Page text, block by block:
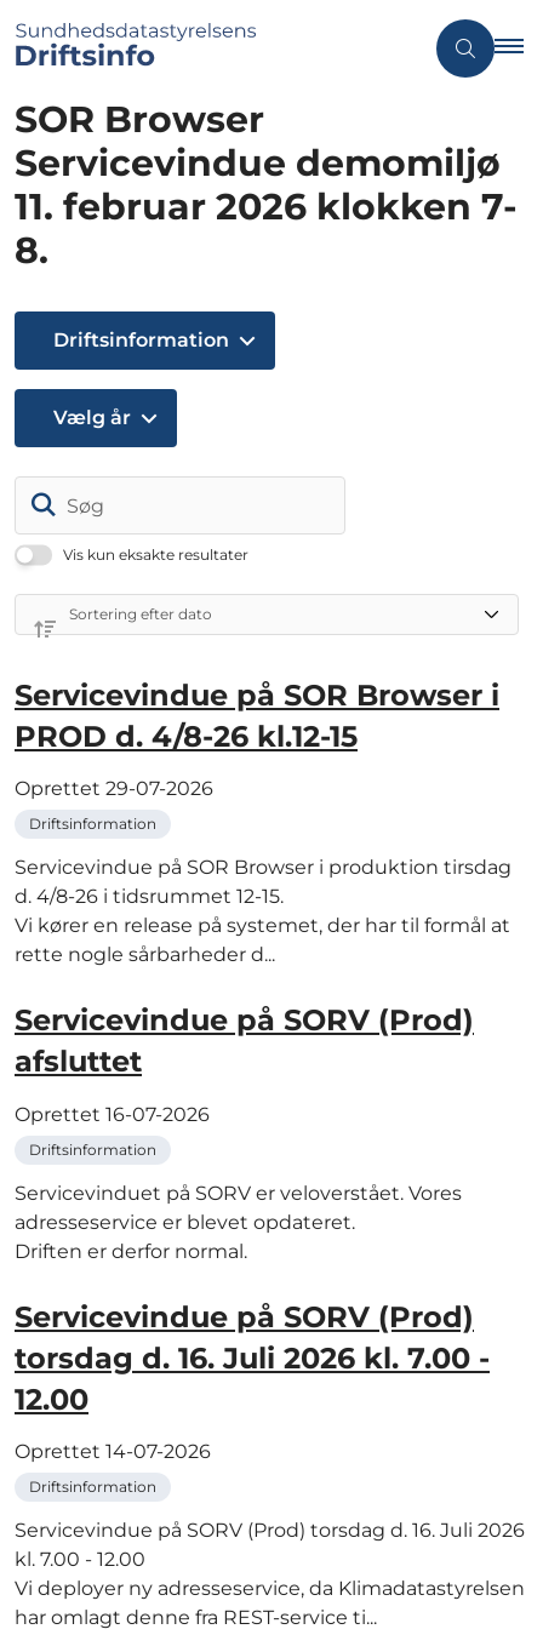
SOR Browser
Servicevindue demomiljø
11. februar 2026 klokken 7-
8.
Vis kun eksakte resultater
Driftsinformation
Vælg år
Servicevindue på SOR Browser i
PROD d. 4/8-26 kl.12-15
Oprettet 29-07-2026
Driftsinformation
Servicevindue på SOR Browser i produktion tirsdag
d. 4/8-26 i tidsrummet 12-15.
Vi kører en release på systemet, der har til formål at
rette nogle sårbarheder d...
Servicevindue på SORV (Prod)
afsluttet
Oprettet 16-07-2026
Driftsinformation
Servicevinduet på SORV er veloverstået. Vores
adresseservice er blevet opdateret.
Driften er derfor normal.
Servicevindue på SORV (Prod)
torsdag d. 16. Juli 2026 kl. 7.00 -
12.00
Oprettet 14-07-2026
Driftsinformation
Servicevindue på SORV (Prod) torsdag d. 16. Juli 2026
kl. 7.00 - 12.00
Vi deployer ny adresseservice, da Klimadatastyrelsen
har omlagt denne fra REST-service ti...